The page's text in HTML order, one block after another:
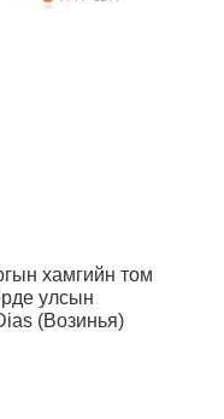
хамгийн том
улсын
(Возинья)